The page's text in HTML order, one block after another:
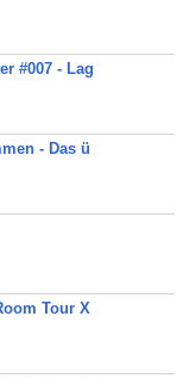
#007 - Lag
- Das ü
Tour X